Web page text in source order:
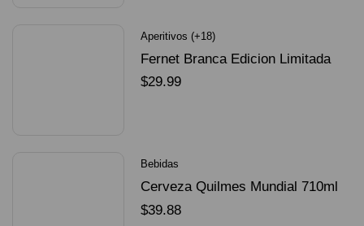
Aperitivos (+18)
Fernet Branca Edicion Limitada
Dorado Mundial
$29.99
Bebidas
Cerveza Quilmes Mundial 710ml
packX4
$39.88